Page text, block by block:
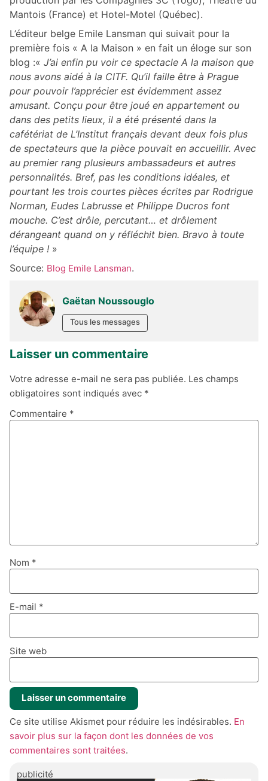
Mantois (France) et Hotel-Motel (Québec).
L’éditeur belge Emile Lansman qui suivait pour la
première fois « A la Maison » en fait un éloge sur son
blog :« J’ai enfin pu voir ce spectacle A la maison que
nous avons aidé à la CITF. Qu’il faille être à Prague
pour pouvoir l’apprécier est évidemment assez
amusant. Conçu pour être joué en appartement ou
dans des petits lieux, il a été présenté dans la
cafétériat de L’Institut français devant deux fois plus
de spectateurs que la pièce pouvait en accueillir. Avec
au premier rang plusieurs ambassadeurs et autres
personnalités. Bref, pas les conditions idéales, et
pourtant les trois courtes pièces écrites par Rodrigue
Norman, Eudes Labrusse et Philippe Ducros font
mouche. C’est drôle, percutant… et drôlement
dérangeant quand on y réfléchit bien. Bravo à toute
l’équipe ! »
Source: Blog Emile Lansman.
Gaëtan Noussouglo
Tous les messages
Laisser un commentaire
Votre adresse e-mail ne sera pas publiée. Les champs
obligatoires sont indiqués avec *
Commentaire *
Nom *
E-mail *
Site web
Ce site utilise Akismet pour réduire les indésirables. En
savoir plus sur la façon dont les données de vos
commentaires sont traitées.
publicité